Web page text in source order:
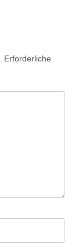
Erforderliche